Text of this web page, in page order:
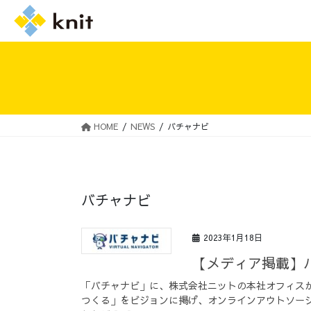
HOME NEWS バチャナビ
バチャナビ
2023年1月18日
【メディア掲載
「バチャナビ」に、株式会社ニットの本社オフィ
つくる」をビジョンに掲げ、オンラインアウトソ